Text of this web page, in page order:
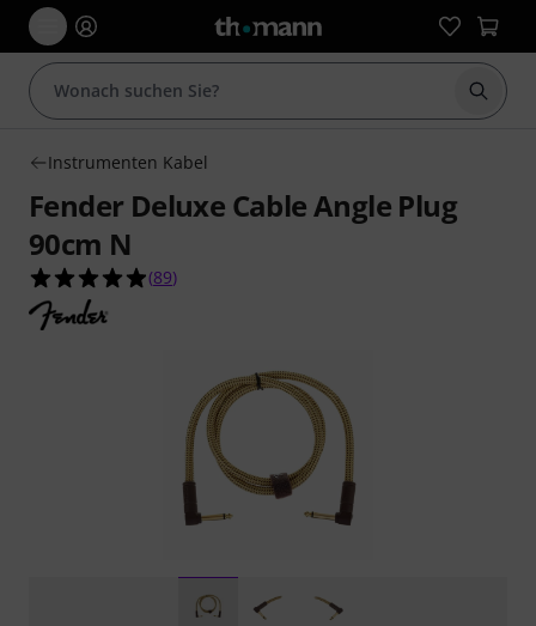
Suche
Instrumenten Kabel
Fender Deluxe Cable Angle Plug
90cm N
4.9 von 5 Sternen aus 89 Kundenbewertungen
(89)